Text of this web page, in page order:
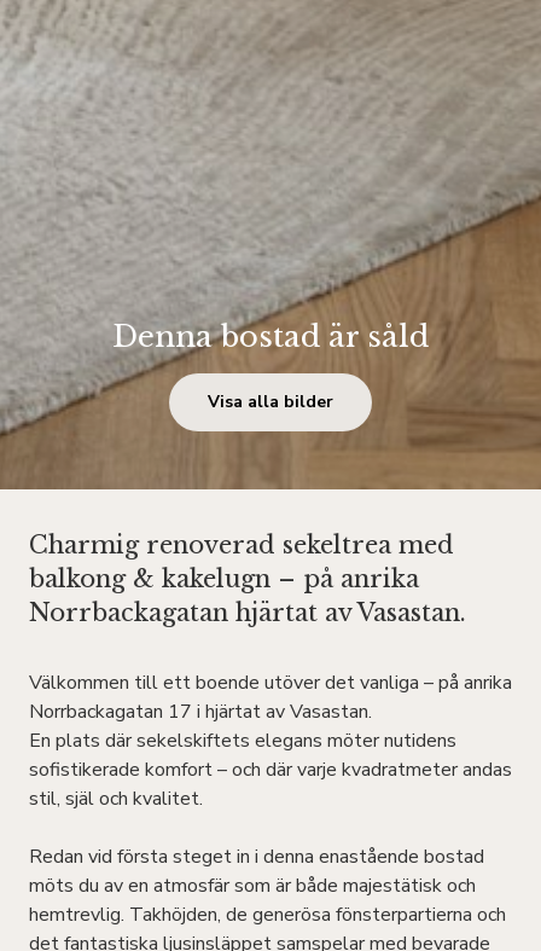
Denna bostad är såld
Visa alla bilder
Charmig renoverad sekeltrea med
balkong & kakelugn – på anrika
Norrbackagatan hjärtat av Vasastan.
Välkommen till ett boende utöver det vanliga – på anrika
Norrbackagatan 17 i hjärtat av Vasastan.
En plats där sekelskiftets elegans möter nutidens
sofistikerade komfort – och där varje kvadratmeter andas
stil, själ och kvalitet.
Redan vid första steget in i denna enastående bostad
möts du av en atmosfär som är både majestätisk och
hemtrevlig. Takhöjden, de generösa fönsterpartierna och
det fantastiska ljusinsläppet samspelar med bevarade